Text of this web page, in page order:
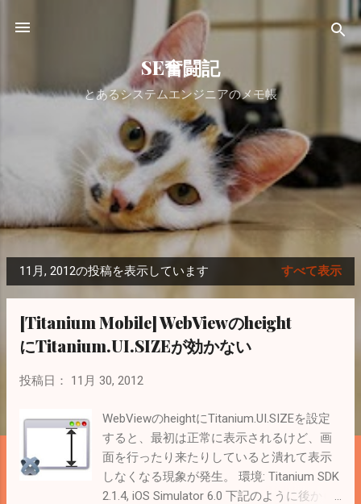
スキップしてメイン コンテンツに移動
SE奮闘記
とあるシステムエンジニアのメモ帳
投
11月, 2012の投稿を表示しています すべて表示
[Titanium Mobile] WebViewのheight
にTitanium.UI.SIZEが効かない
投稿日： 11月 30, 2012
WebViewのheightにTitanium.UI.SIZEを設定
すると、最初は正常に表示されるけど、画
面を行ったり来たりしていると潰れて表示
しなくなる現象が発生。 環境: Titanium SDK
2.1.4, iOS Simulator 6.0 下記のように後から